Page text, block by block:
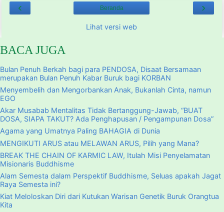
‹ ›
Beranda
Lihat versi web
BACA JUGA
Bulan Penuh Berkah bagi para PENDOSA, Disaat Bersamaan
merupakan Bulan Penuh Kabar Buruk bagi KORBAN
Menyembelih dan Mengorbankan Anak, Bukanlah Cinta, namun
EGO
Akar Musabab Mentalitas Tidak Bertanggung-Jawab, “BUAT
DOSA, SIAPA TAKUT? Ada Penghapusan / Pengampunan Dosa”
Agama yang Umatnya Paling BAHAGIA di Dunia
MENGIKUTI ARUS atau MELAWAN ARUS, Pilih yang Mana?
BREAK THE CHAIN OF KARMIC LAW, Itulah Misi Penyelamatan
Misionaris Buddhisme
Alam Semesta dalam Perspektif Buddhisme, Seluas apakah Jagat
Raya Semesta ini?
Kiat Meloloskan Diri dari Kutukan Warisan Genetik Buruk Orangtua
Kita